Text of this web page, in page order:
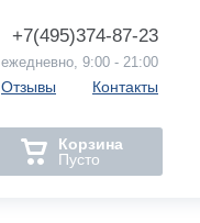
+7(495)374-87-23
ежедневно, 9:00 - 21:00
Отзывы Контакты
Корзина
Пусто